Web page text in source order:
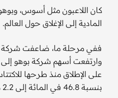
كان اللاعبون مثل أسوس،
المادية إلى الإغلاق حول العالم.
بنسبة 46.8 في المائة إلى 2.2 مليار يورو عام 2021.